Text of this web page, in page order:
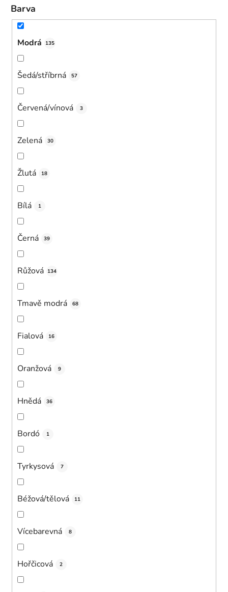
Barva
Modrá 135
Šedá/stříbrná 57
Červená/vínová 3
Zelená 30
Žlutá 18
Bílá 1
Černá 39
Růžová 134
Tmavě modrá 68
Fialová 16
Oranžová 9
Hnědá 36
Bordó 1
Tyrkysová 7
Béžová/tělová 11
Vícebarevná 8
Hořčicová 2